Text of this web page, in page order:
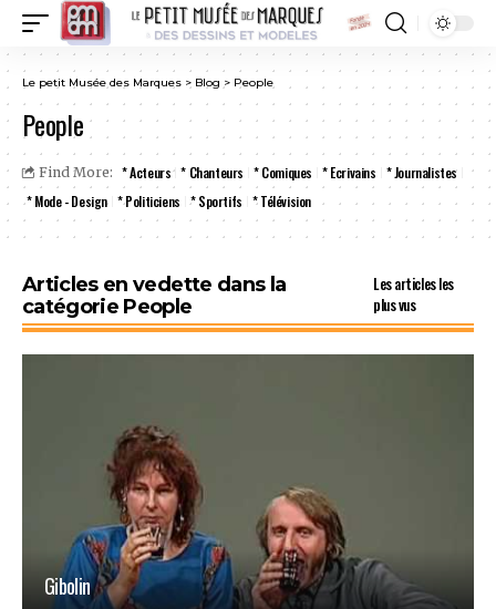
Le petit Musée des Marques > Blog > People
People
Find More: * Acteurs * Chanteurs * Comiques * Ecrivains * Journalistes
* Mode - Design * Politiciens * Sportifs * Télévision
Articles en vedette dans la
catégorie People
Les articles les
plus vus
Gibolin